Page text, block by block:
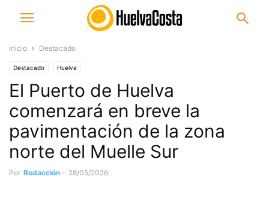
Inicio Destacado
Destacado Huelva
El Puerto de Huelva
comenzará en breve la
pavimentación de la zona
norte del Muelle Sur
Por Redacción - 28/05/2026